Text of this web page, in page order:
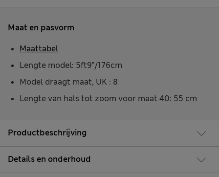
Productbeschrijving
Details en onderhoud
Maat en pasvorm
Lengte model: 5ft9"/176cm
Model draagt maat, UK : 8
Lengte van hals tot zoom voor maat 40: 55 cm
Maattabel